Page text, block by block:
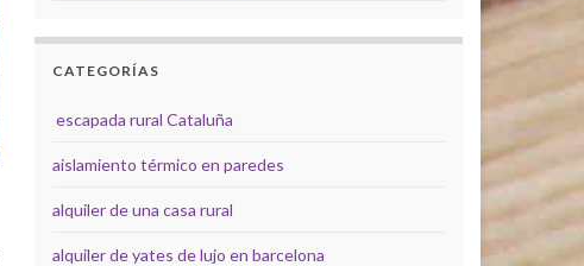
CATEGORÍAS
escapada rural Cataluña
aislamiento térmico en paredes
alquiler de una casa rural
alquiler de yates de lujo en barcelona